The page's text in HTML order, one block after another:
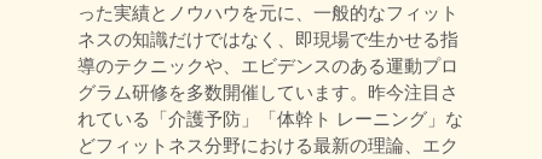
った実績とノウハウを元に、一般的なフィット
ネスの知識だけではなく、即現場で生かせる指
導のテクニックや、エビデンスのある運動プロ
グラム研修を多数開催しています。昨今注目さ
れている「介護予防」「体幹ト レーニング」な
どフィットネス分野における最新の理論、エク